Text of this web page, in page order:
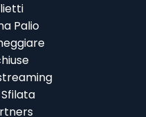
Palio